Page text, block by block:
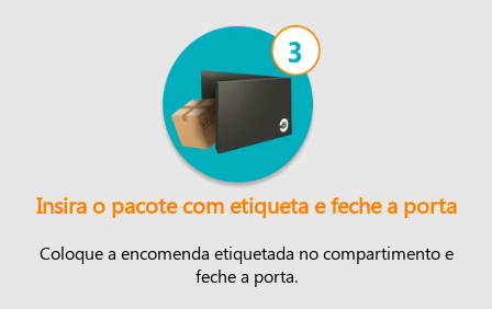
Insira o pacote com etiqueta e feche a porta
Coloque a encomenda etiquetada no compartimento e
feche a porta.